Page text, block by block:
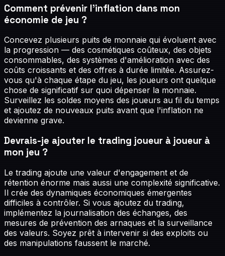
Comment prévenir l'inflation dans mon
économie de jeu ?
Concevez plusieurs puits de monnaie qui évoluent avec
la progression — des cosmétiques coûteux, des objets
consommables, des systèmes d'amélioration avec des
coûts croissants et des offres à durée limitée. Assurez-
vous qu'à chaque étape du jeu, les joueurs ont quelque
chose de significatif sur quoi dépenser la monnaie.
Surveillez les soldes moyens des joueurs au fil du temps
et ajoutez de nouveaux puits avant que l'inflation ne
devienne grave.
Devrais-je ajouter le trading joueur à joueur à
mon jeu ?
Le trading ajoute une valeur d'engagement et de
rétention énorme mais aussi une complexité significative.
Il crée des dynamiques économiques émergentes
difficiles à contrôler. Si vous ajoutez du trading,
implémentez la journalisation des échanges, des
mesures de prévention des arnaques et la surveillance
des valeurs. Soyez prêt à intervenir si des exploits ou
des manipulations faussent le marché.